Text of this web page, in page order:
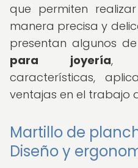
que permiten
manera precisa y
presentan algunos
para joyería,
características,
ventajas en el trabajo
Martillo de
Diseño y